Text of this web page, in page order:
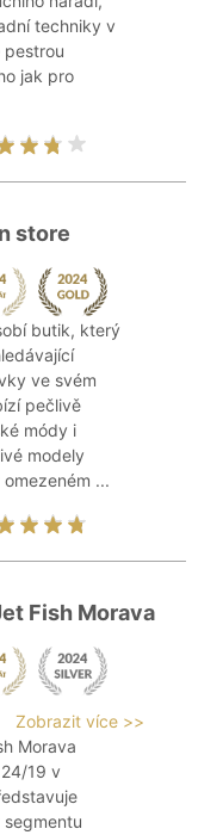
techniky v
pestrou
jak pro
store
butik, který
ve svém
pečlivě
módy i
modely
...
Fish Morava
Zobrazit více >>
Morava
19 v